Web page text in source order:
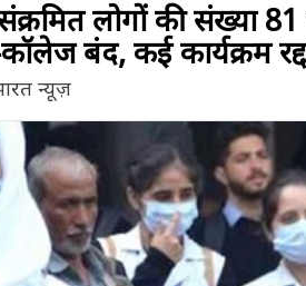
लोगों की संख्या 81
बंद, कई कार्यक्रम रद्द
न्यूज़